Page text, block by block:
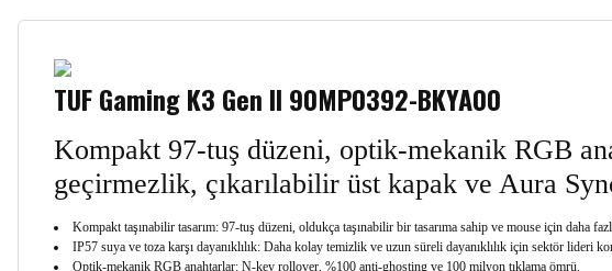
TUF Gaming K3 Gen II 90MP0392-BKYA00
Kompakt 97-tuş düzeni, optik-mekanik RGB
geçirmezlik, çıkarılabilir üst kapak ve Aura
Kompakt taşınabilir tasarım: 97-tuş düzeni, oldukça taşınabilir bir tasarıma sahip ve mouse için daha
IP57 suya ve toza karşı dayanıklılık: Daha kolay temizlik ve uzun süreli dayanıklılık için sektör lideri
Optik-mekanik RGB anahtarlar: N-key rollover, %100 anti-ghosting ve 100 milyon tıklama ömrü.